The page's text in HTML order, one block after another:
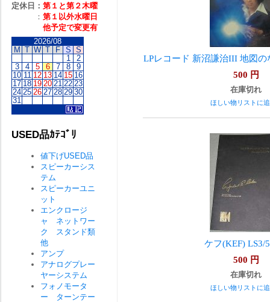
LPレコード 新沼謙治III 地図の
500 円
在庫切れ
ほしい物リストに
ケフ(KEF) LS3/
500 円
在庫切れ
ほしい物リストに
定休日： 第１と第２木曜
： 第１以外水曜日
他予定で変更有
2026/08
M T W T F S S
1
2
3
4 5 6 7 8
9
10 11 12 13 14 15 16
17 18 19 20 21 22 23
24 25 26 27 28 29 30
31
USED品ｶﾃｺﾞﾘ
値下げUSED品
スピーカーシス
テム
スピーカーユニ
ット
エンクロージ
ャ ネットワー
ク スタンド類
他
アンプ
アナログプレー
ヤーシステム
フォノモータ
ー ターンテー